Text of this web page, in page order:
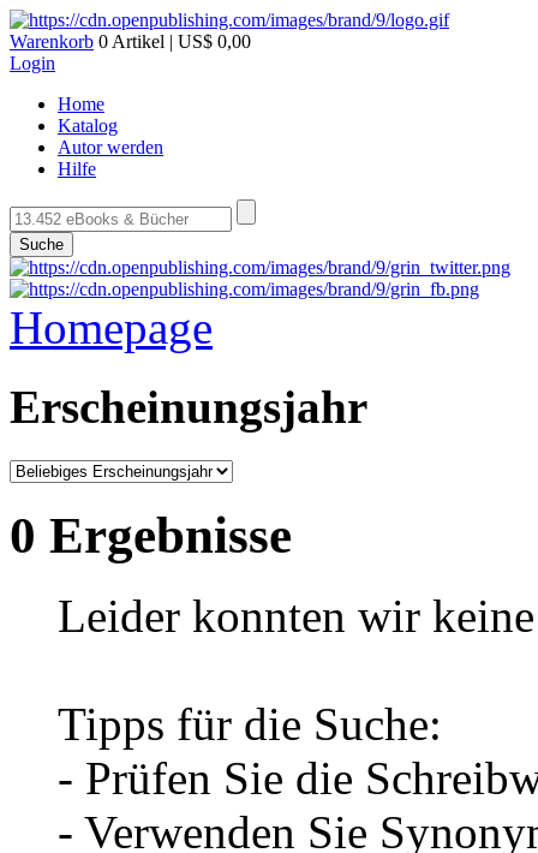
Warenkorb 0 Artikel | US$ 0,00
Login
Home
Katalog
Autor werden
Hilfe
Suche
Homepage
Erscheinungsjahr
0 Ergebnisse
Leider konnten wir
Tipps für die Suche:
- Prüfen Sie die
- Verwenden Sie